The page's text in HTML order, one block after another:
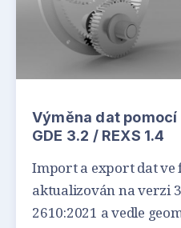
Výměna dat
GDE 3.2 / REXS 1.4
Import a export dat ve
aktualizován na verzi
2610:2021 a vedle